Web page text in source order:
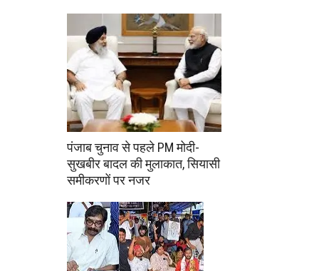
पंजाब चुनाव से पहले PM मोदी-
सुखबीर बादल की मुलाकात, सियासी
समीकरणों पर नजर